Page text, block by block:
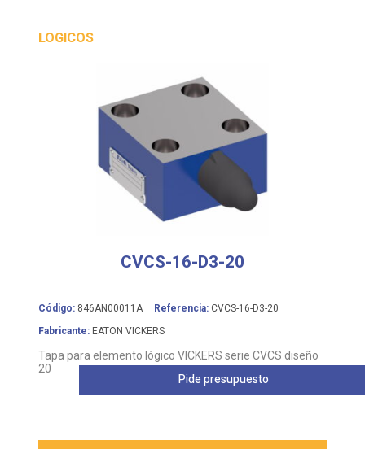
LOGICOS
CVCS-16-D3-20
Código: 846AN00011A Referencia: CVCS-16-D3-20
Fabricante: EATON VICKERS
Tapa para elemento lógico VICKERS serie CVCS diseño
20
Pide presupuesto